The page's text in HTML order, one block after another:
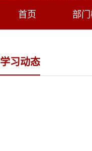
首页 部
学习动态